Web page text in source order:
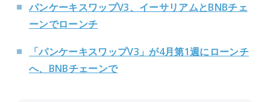
パンケーキスワップV3、イーサリアムとBNBチェ
ーンでローンチ
「パンケーキスワップV3」が4月第1週にローンチ
へ、BNBチェーンで